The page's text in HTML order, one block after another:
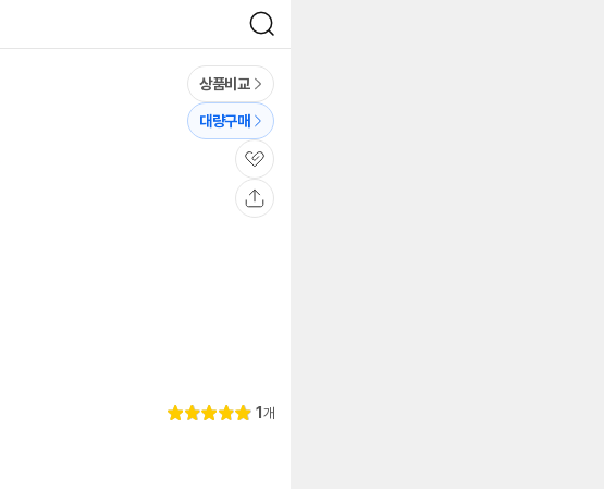
검
색
상품비교
대량구매
관
심
별
5.
리
1개